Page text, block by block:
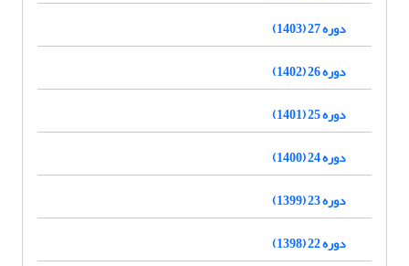
دوره 27 (1403)
دوره 26 (1402)
دوره 25 (1401)
دوره 24 (1400)
دوره 23 (1399)
دوره 22 (1398)